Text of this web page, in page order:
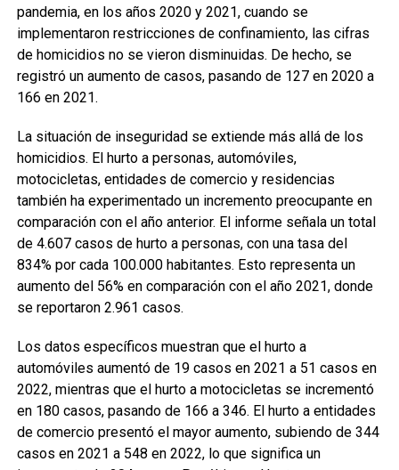
pandemia, en los años 2020 y 2021, cuando se
implementaron restricciones de confinamiento, las cifras
de homicidios no se vieron disminuidas. De hecho, se
registró un aumento de casos, pasando de 127 en 2020 a
166 en 2021.
La situación de inseguridad se extiende más allá de los
homicidios. El hurto a personas, automóviles,
motocicletas, entidades de comercio y residencias
también ha experimentado un incremento preocupante en
comparación con el año anterior. El informe señala un total
de 4.607 casos de hurto a personas, con una tasa del
834% por cada 100.000 habitantes. Esto representa un
aumento del 56% en comparación con el año 2021, donde
se reportaron 2.961 casos.
Los datos específicos muestran que el hurto a
automóviles aumentó de 19 casos en 2021 a 51 casos en
2022, mientras que el hurto a motocicletas se incrementó
en 180 casos, pasando de 166 a 346. El hurto a entidades
de comercio presentó el mayor aumento, subiendo de 344
casos en 2021 a 548 en 2022, lo que significa un